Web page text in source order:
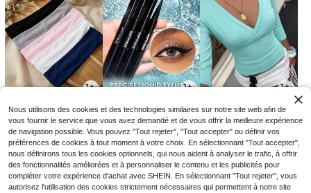
CA$1 .80 -10% CA$4.27 -29% CA$9.58
Nous utilisons des cookies et des technologies similaires sur notre site web afin de
vous fournir le service que vous avez demandé et de vous offrir la meilleure expérience
de navigation possible. Vous pouvez "Tout rejeter", "Tout accepter" ou définir vos
préférences de cookies à tout moment à votre choix. En sélectionnant "Tout accepter",
nous définirons tous les cookies optionnels, qui nous aident à analyser le trafic, à offrir
des fonctionnalités améliorées et à personnaliser le contenu et les publicités pour
compléter votre expérience d'achat avec SHEIN. En sélectionnant "Tout rejeter", vous
autorisez l'utilisation des cookies strictement nécessaires qui permettent à notre site